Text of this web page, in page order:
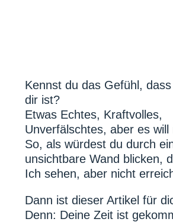
Kennst du das Gefühl,
dir ist?
Etwas Echtes, Kraftvolles,
Unverfälschtes, aber es will
So, als würdest du durch
unsichtbare Wand blicken,
Ich sehen, aber nicht
Dann ist dieser Artikel für
Denn: Deine Zeit ist